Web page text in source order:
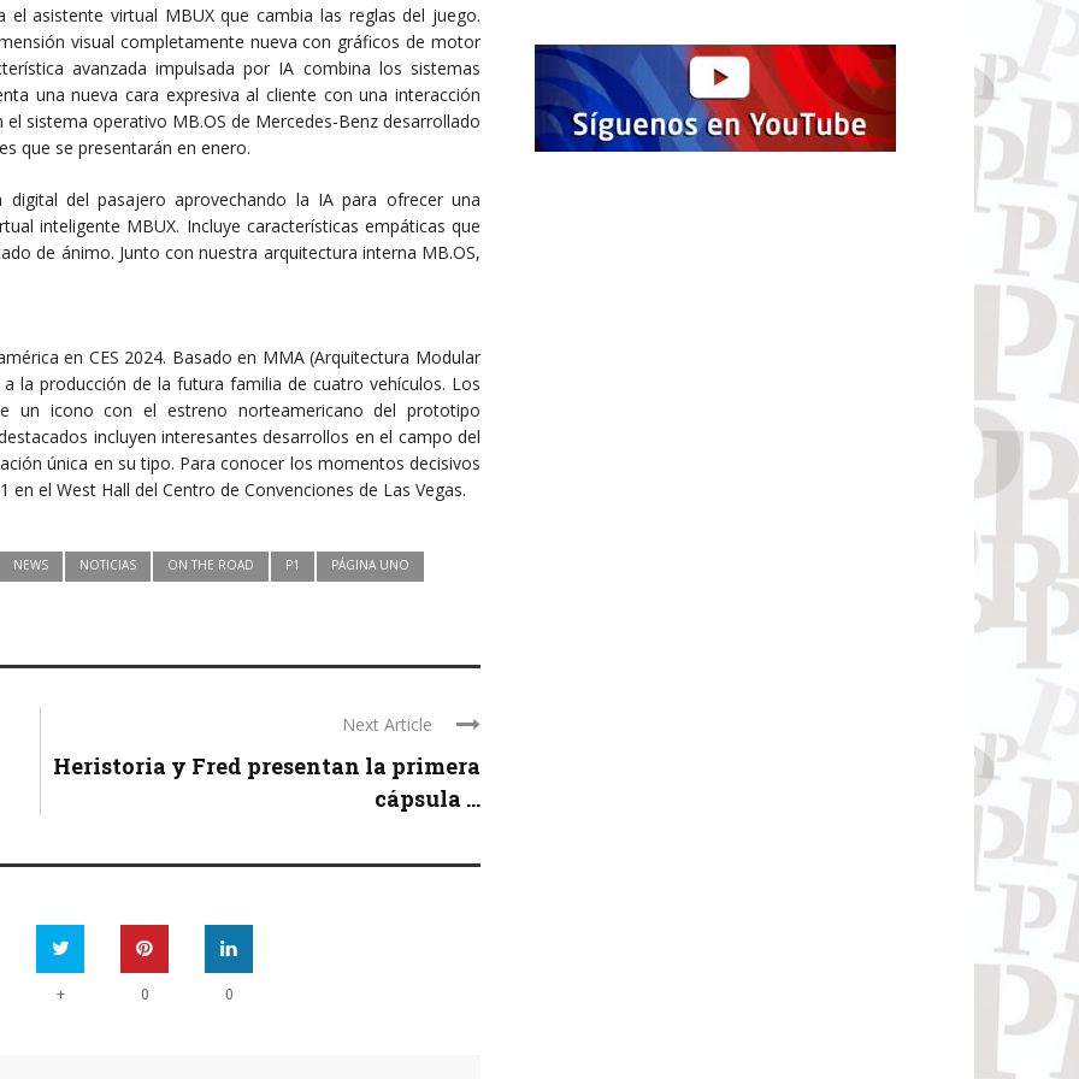
asistente virtual MBUX que cambia las reglas del juego.
visual completamente nueva con gráficos de motor
avanzada impulsada por IA combina los sistemas
una nueva cara expresiva al cliente con una interacción
sistema operativo MB.OS de Mercedes-Benz desarrollado
que se presentarán en enero.
digital del pasajero aprovechando la IA para ofrecer una
inteligente MBUX. Incluye características empáticas que
de ánimo. Junto con nuestra arquitectura interna MB.OS,
en CES 2024. Basado en MMA (Arquitectura Modular
la producción de la futura familia de cuatro vehículos. Los
un icono con el estreno norteamericano del prototipo
incluyen interesantes desarrollos en el campo del
única en su tipo. Para conocer los momentos decisivos
el West Hall del Centro de Convenciones de Las Vegas.
NEWS NOTICIAS ON THE ROAD P1 PÁGINA UNO
Next Article
Heristoria y Fred presentan la primera
cápsula ...
+ 0 0